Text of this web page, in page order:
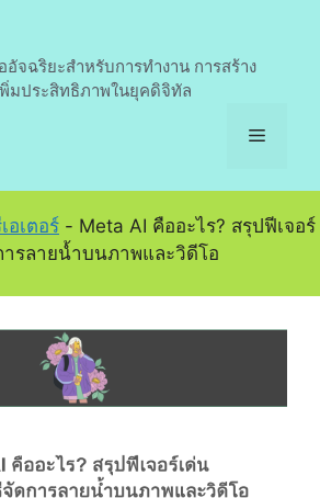
อัจฉริยะสำหรับการทำงาน การสร้าง
มประสิทธิภาพในยุคดิจิทัล
Menu
อเตอร์ - Meta AI คืออะไร? สรุปฟีเจอร์
รลายน้ำบนภาพและวิดีโอ